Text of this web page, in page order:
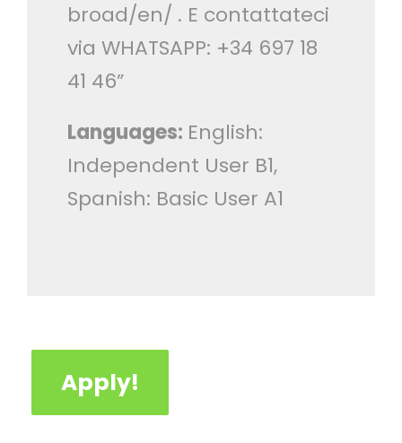
broad/en/ . E contattateci
via WHATSAPP: +34 697 18
41 46”
Languages: English:
Independent User B1,
Spanish: Basic User A1
Apply!